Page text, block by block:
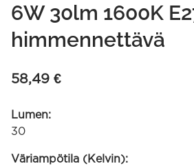
6W 30lm 1600K
himmennettävä
58,49 €
Lumen:
30
Väriampötila (Kelvin):